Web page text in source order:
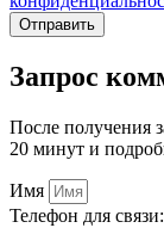
Отправить
Запрос
После получения
20 минут и
Имя
Телефон для связи: